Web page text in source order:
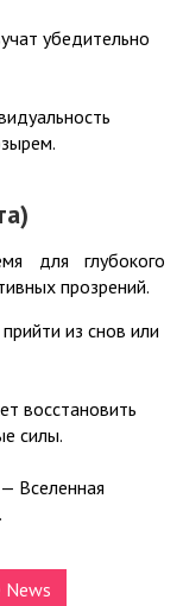
убедительно
для глубокого
прозрений.
из снов или
восстановить
силы.
Вселенная
News